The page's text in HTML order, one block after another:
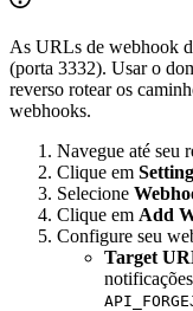
As URLs de webhook
(porta 3332). Usar o
reverso rotear os
webhooks.
Navegue até seu
Clique em
Selecione
Clique em Add
Configure seu
Target